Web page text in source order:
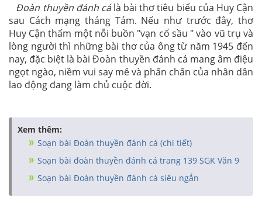
Đoàn thuyền đánh cálà bài thơ tiêu biểu của Huy Cận
sau Cách mạng tháng Tám. Nếu như trước đây, thơ
Huy Cận thấm một nỗi buồn "vạn cổ sầu " vào vũ trụ và
lòng người thì những bài thơ của ông từ năm 1945 đến
nay, đặc biệt là bài Đoàn thuyền đánh cá mang âm điệu
ngọt ngào, niềm vui say mê và phấn chấn của nhân dân
lao động đang làm chủ cuộc đời.
Xem thêm:
Soạn bài Đoàn thuyền đánh cá (chi tiết)
Soạn bài đoàn thuyền đánh cá trang 139 SGK Văn 9
Soạn bài Đoàn thuyền đánh cá siêu ngắn